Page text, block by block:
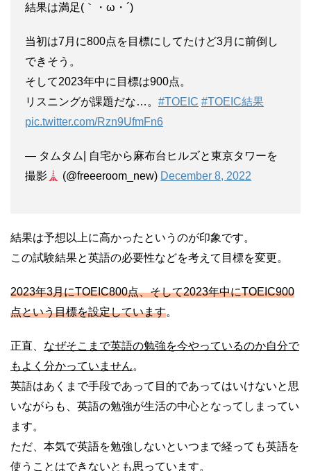
結果は満足(｀・ω・´)
当初は7月に800点を目標にしてたけど3月に前倒し
できそう。
そして2023年中に目標は900点。
リスニングが課題だな…。 #TOEIC #TOEIC結果
pic.twitter.com/Rzn9UfmFn6
— タムタム| 自宅から麻布台ヒルズと東京タワーを
撮影
(@freeeroom_new) December 8, 2022
結果は予想以上に高かったというのが印象です。
この試験結果と英語の必要性などを考えて目標を変更。
2023年3月にTOEIC800点、そして2023年中にTOEIC900
点という目標を設定しています。
正直、 なぜそこまで英語の勉強を今やっているのか自分で
もよく分かっていません。
英語はあくまで手段であって目的であってはいけないと思
いながらも、英語の勉強が生活の中心となってしまってい
ます。
ただ、本気で英語を勉強しないといつまで経っても英語を
使うことはできないとも思っています。